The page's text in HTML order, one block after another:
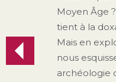
Moyen Âge ?
tient à la
Mais en
nous
archéologie
Navigation
de
Previous
post: